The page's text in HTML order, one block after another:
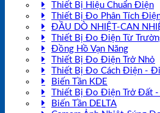
Thiết Bị Hiệu Chuẩn Điện
Thiết Bị Đo Phân Tích
ĐẦU DÒ NHIỆT-CAN
Thiết Bị Đo Điện Từ
Đồng Hồ Vạn Năng
Thiết Bị Đo Điện Trở Nhỏ
Thiết Bị Đo Cách Điện -
Biến Tần KDE
Thiết Bị Đo Điện Trở Đất
Biến Tần DELTA